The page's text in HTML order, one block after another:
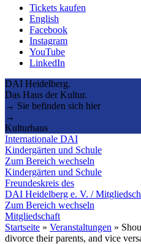
Tickets kaufen
English
Facebook
Instagram
YouTube
LinkedIn
DAI Heidelberg.
Das Haus der Kultur.
→ Sie befinden sich hier
→
Kulturhaus
Internationale DAI
Kindergärten und Schule
Zum Bereich wechseln
Kindergärten und Schule
Freundeskreis des
DAI Heidelberg e. V. /
Zum Bereich wechseln
Mitgliedschaft
Startseite » Veranstaltungen »
divorce their parents, and vice